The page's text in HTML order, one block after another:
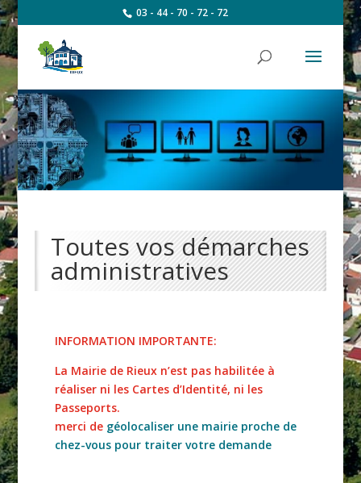
03 - 44 - 70 - 72 - 72
Toutes vos démarches
administratives
INFORMATION IMPORTANTE:
La Mairie de Rieux n’est pas habilitée à
réaliser ni les Cartes d’Identité, ni les
Passeports.
merci de géolocaliser une mairie proche de
chez-vous pour traiter votre demande